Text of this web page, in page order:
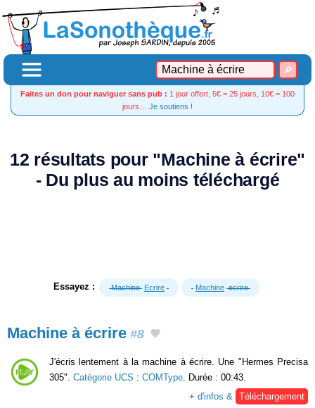
Faites un don pour naviguer sans pub : 1 jour offert, 5€ = 25 jours, 10€ = 100
jours… Je soutiens !
12 résultats pour "Machine à écrire"
- Du plus au moins téléchargé
Essayez : Machine Ecrire Machine ecrire
Machine à écrire #8
J'écris lentement à la machine à écrire. Une "Hermes Precisa
305". Catégorie UCS : COMType . Durée : 00:43.
+ d'infos &
Téléchargement